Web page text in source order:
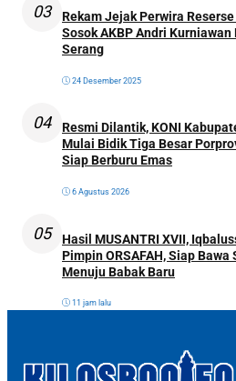
03
Rekam Jejak Perwira
Sosok AKBP Andri
Serang
24 Desember 2025
04
Resmi Dilantik, KONI
Mulai Bidik Tiga Besar
Siap Berburu Emas
6 Agustus 2026
05
Hasil MUSANTRI XVII,
Pimpin ORSAFAH, Siap
Menuju Babak Baru
11 jam lalu